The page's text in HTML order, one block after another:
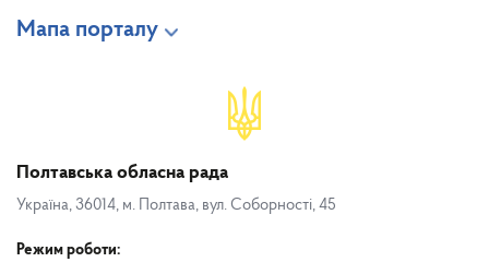
Мапа порталу
Полтавська обласна рада
Україна, 36014, м. Полтава, вул. Соборності, 45
Режим роботи: